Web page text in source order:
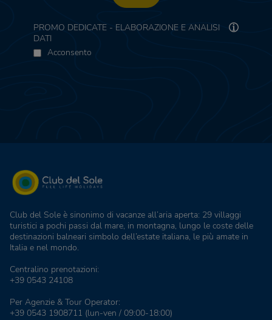
PROMO DEDICATE - ELABORAZIONE E ANALISI
DATI
Acconsento
Club del Sole è sinonimo di vacanze all’aria aperta: 29 villaggi
turistici a pochi passi dal mare, in montagna, lungo le coste delle
destinazioni balneari simbolo dell’estate italiana, le più amate in
Italia e nel mondo.
Centralino prenotazioni:
+39 0543 24108
Per Agenzie & Tour Operator:
+39 0543 1908711 (lun-ven / 09:00-18:00)